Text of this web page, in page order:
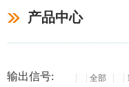
产品中心
输出信号: 全部